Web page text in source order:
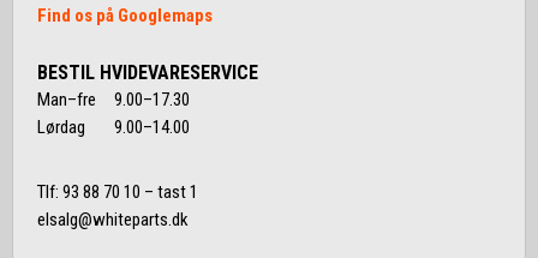
Find os på Googlemaps
BESTIL HVIDEVARESERVICE
Man–fre 9.00–17.30
Lørdag 9.00–14.00
Tlf: 93 88 70 10 – tast 1
elsalg@whiteparts.dk